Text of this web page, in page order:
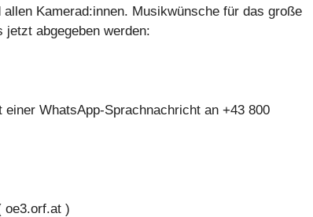
allen Kamerad:innen. Musikwünsche für das große
jetzt abgegeben werden:
einer WhatsApp-Sprachnachricht an +43 800
oe3.orf.at )